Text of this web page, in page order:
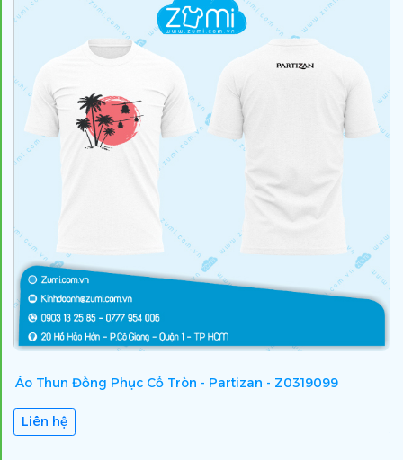
Áo Thun Đồng Phục Cổ Tròn - Partizan - Z0319099
Liên hệ